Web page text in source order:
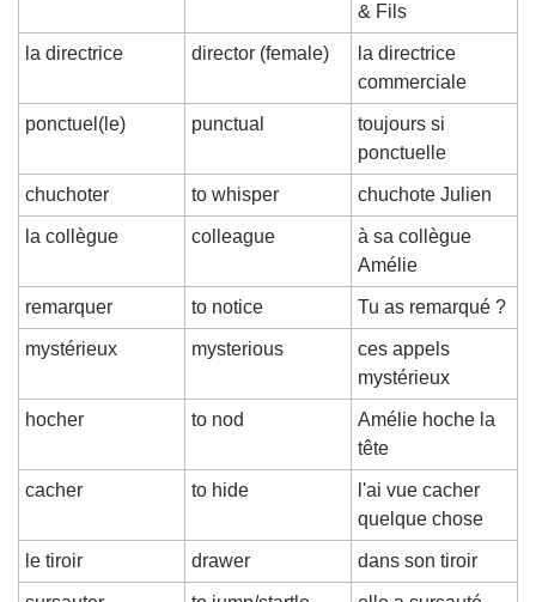
& Fils
la directrice director (female)
la directrice
commerciale
ponctuel(le) punctual
toujours si
ponctuelle
chuchoter to whisper chuchote Julien
la collègue colleague
à sa collègue
Amélie
remarquer to notice Tu as remarqué ?
mystérieux mysterious
ces appels
mystérieux
hocher to nod
Amélie hoche la
tête
cacher to hide
l'ai vue cacher
quelque chose
le tiroir drawer dans son tiroir